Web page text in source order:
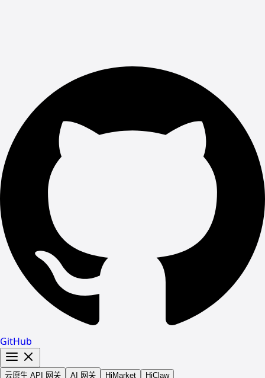
GitHub
云原生 API 网关 AI 网关 HiMarket HiClaw